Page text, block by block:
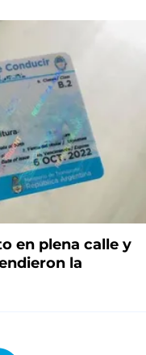
en plena calle y
la